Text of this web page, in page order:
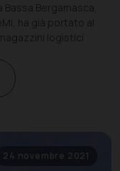
Bergamasca,
ha già portato al
logistici
24 novembre 2021